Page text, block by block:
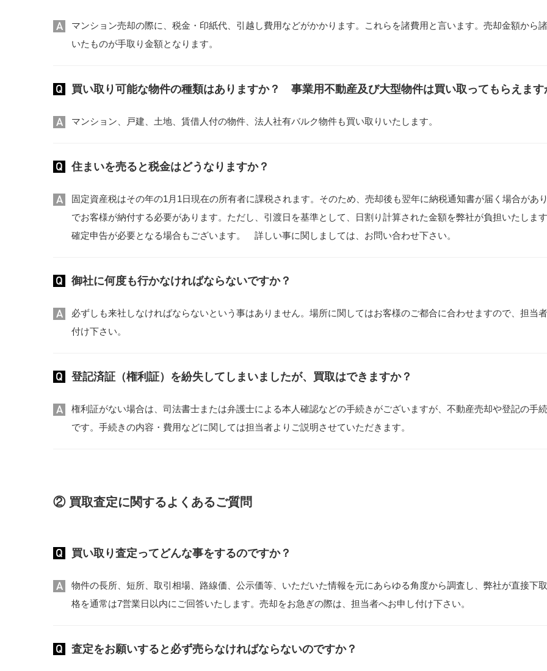
マンション売却の際に、税金・印紙代、引越し費用などがかかります。これらを諸費用と言います。売却金額から
いたものが手取り金額となります。
買い取り可能な物件の種類はありますか？ 事業用不動産及び大型物件は買い取ってもらえます
マンション、戸建、土地、賃借人付の物件、法人社有バルク物件も買い取りいたします。
住まいを売ると税金はどうなりますか？
固定資産税はその年の1月1日現在の所有者に課税されます。そのため、売却後も翌年に納税通知書が届く場合があ
でお客様が納付する必要があります。ただし、引渡日を基準として、日割り計算された金額を弊社が負担いたします
確定申告が必要となる場合もございます。 詳しい事に関しましては、お問い合わせ下さい。
御社に何度も行かなければならないですか？
必ずしも来社しなければならないという事はありません。場所に関してはお客様のご都合に合わせますので、担当
付け下さい。
登記済証（権利証）を紛失してしまいましたが、買取はできますか？
権利証がない場合は、司法書士または弁護士による本人確認などの手続きがございますが、不動産売却や登記の手
です。手続きの内容・費用などに関しては担当者よりご説明させていただきます。
② 買取査定に関するよくあるご質問
買い取り査定ってどんな事をするのですか？
物件の長所、短所、取引相場、路線価、公示価等、いただいた情報を元にあらゆる角度から調査し、弊社が直接下
格を通常は7営業日以内にご回答いたします。売却をお急ぎの際は、担当者へお申し付け下さい。
査定をお願いすると必ず売らなければならないのですか？